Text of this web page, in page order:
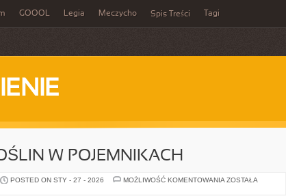
GOOOL Legia Meczycho Spis Treści Tagi
W POJEMNIKACH
POSTED ON STY - 27 - 2026 MOŻLIWOŚĆ KOMENTOWANIA UPRAWA
ZOSTAŁA